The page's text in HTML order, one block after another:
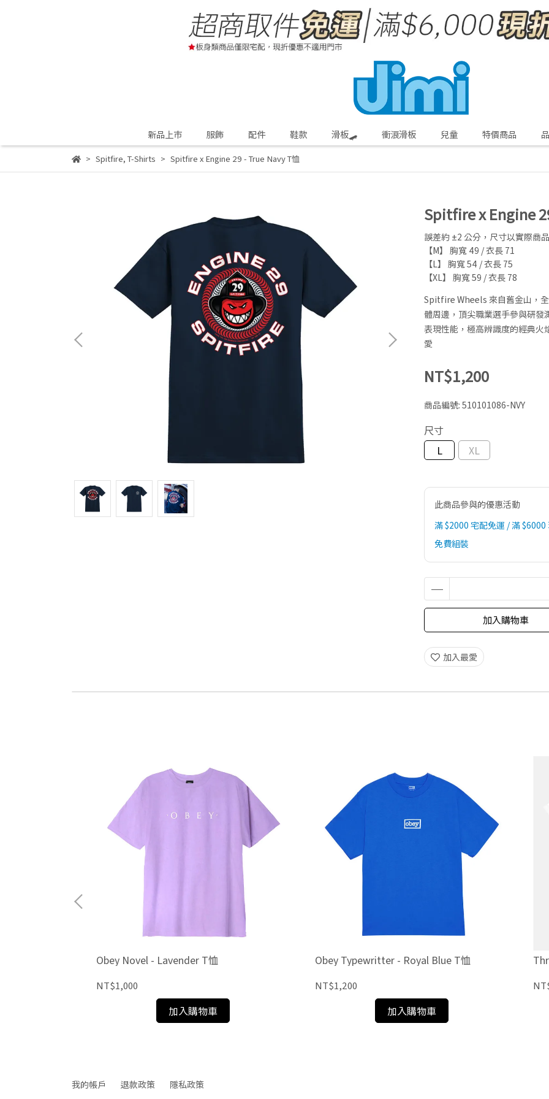
新品上市 服飾 配件 鞋款 滑板🛹 衝浪滑板 兒童 特價商品
Spitfire, T-Shirts Spitfire x Engine 29 - True Navy T恤
Spitfire x Engine
誤差約 ±2 公分，尺寸以實際商
【M】 胸寬 49 / 衣長 71
【L】 胸寬 54 / 衣長 75
【XL】 胸寬 59 / 衣長 78
Spitfire Wheels 來自舊金山，
體周邊，頂尖職業選手參與研
表現性能，極高辨識度的經典
愛
NT$1,200
商品編號: 510101086-NVY
尺寸
L
XL
此商品參與的優惠活動
滿 $2000 宅配免運 / 滿 $6000
免費組裝
加入購物車
加入最愛
Obey Novel - Lavender T恤
NT$1,000
加入購物車
Obey Typewritter - Royal Blue T恤
NT$1,200
加入購物車
我的帳戶 退款政策 隱私政策